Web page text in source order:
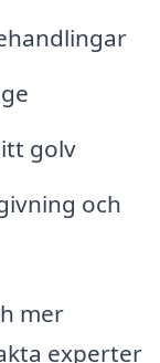
golv
och
mer
experter